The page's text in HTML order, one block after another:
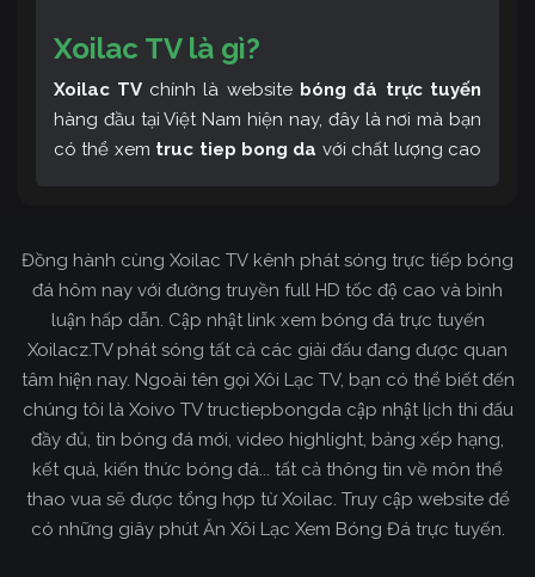
Xoilac TV là gì?
Xoilac TV chính là website bóng đá trực tuyến
hàng đầu tại Việt Nam hiện nay, đây là nơi mà bạn
có thể xem truc tiep bong da với chất lượng cao
tin về bóng đá cực kỳ bổ ích mỗi ngày.
Đồng hành cùng Xoilac TV kênh phát sóng trực tiếp bóng
đá hôm nay với đường truyền full HD tốc độ cao và bình
luận hấp dẫn. Cập nhật link xem bóng đá trực tuyến
Xoilacz.TV phát sóng tất cả các giải đấu đang được quan
tâm hiện nay. Ngoài tên gọi Xôi Lạc TV, bạn có thể biết đến
chúng tôi là Xoivo TV tructiepbongda cập nhật lịch thi đấu
đầy đủ, tin bóng đá mới, video highlight, bảng xếp hạng,
kết quả, kiến thức bóng đá... tất cả thông tin về môn thể
thao vua sẽ được tổng hợp từ Xoilac. Truy cập website để
có những giây phút Ăn Xôi Lạc Xem Bóng Đá trực tuyến.